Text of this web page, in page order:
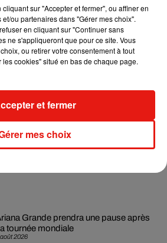
Blanco invite Selena Gomez et
Desk invite Charlie Puth pour une
session solaire
2026
Grande prendra une pause après
tournée mondiale
sur "Accepter et fermer", ou affiner en
ou partenaires dans "Gérer mes choix".
en cliquant sur "Continuer sans
ne s'appliqueront que pour ce site. Vous
ou retirer votre consentement à tout
cookies" situé en bas de chaque page.
mes choix
et fermer